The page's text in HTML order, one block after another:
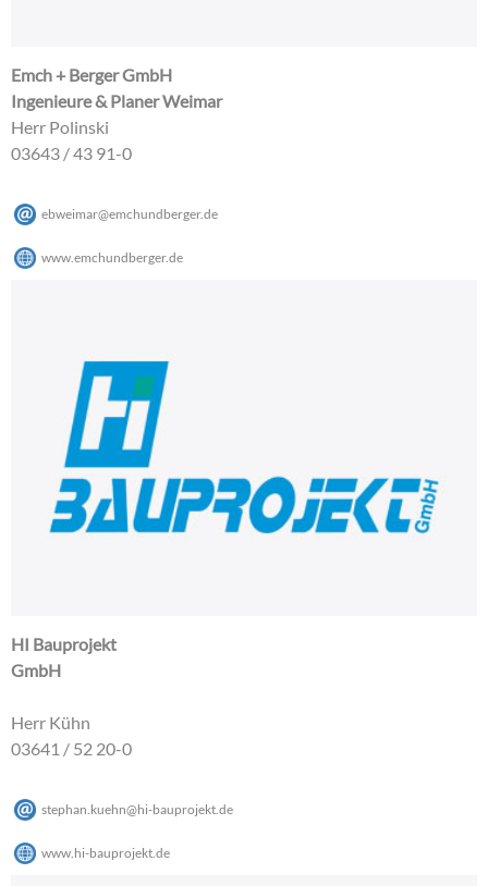
Emch + Berger GmbH
Ingenieure & Planer Weimar
Herr Polinski
03643 / 43 91-0
ebweimar@emchundberger.de
www.emchundberger.de
HI Bauprojekt
GmbH
Herr Kühn
03641 / 52 20-0
stephan.kuehn@hi-bauprojekt de
www.hi-bauprojekt.de